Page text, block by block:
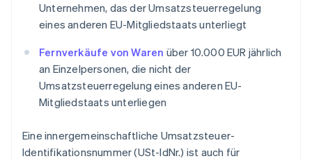
Unternehmen, das der Umsatzsteuerregelung
eines anderen EU-Mitgliedstaats unterliegt
Fernverkäufe von Waren über 10.000 EUR jährlich
an Einzelpersonen, die nicht der
Umsatzsteuerregelung eines anderen EU-
Mitgliedstaats unterliegen
Eine innergemeinschaftliche Umsatzsteuer-
Identifikationsnummer (USt-IdNr.) ist auch für